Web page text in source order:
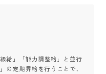
給」「能力調整給」と並行
の定期昇給を行うことで、